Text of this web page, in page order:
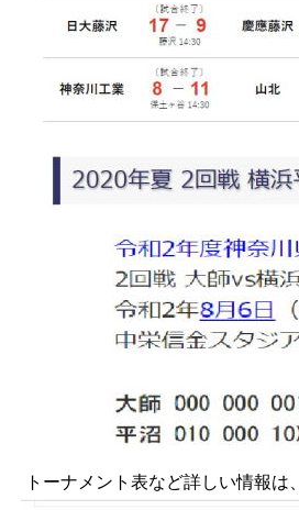
トーナメント表など詳しい情報は、